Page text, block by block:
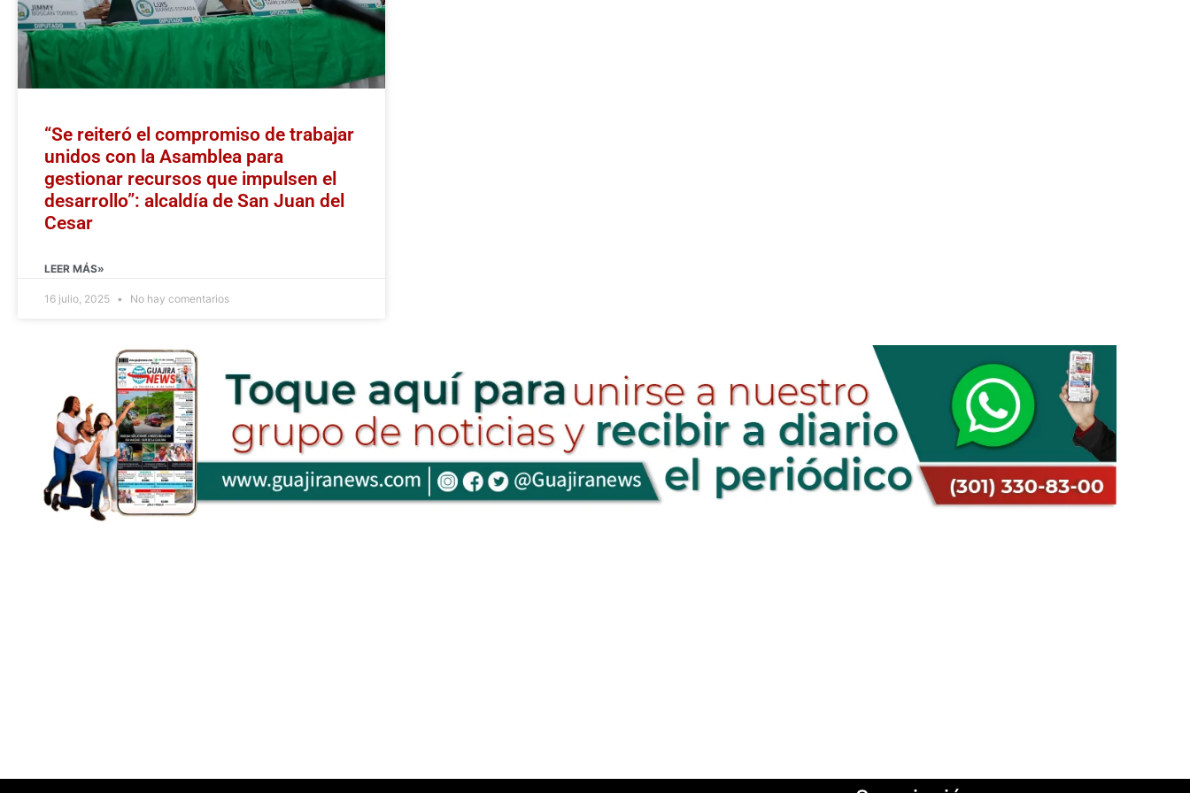
“Se reiteró el compromiso de trabajar
unidos con la Asamblea para
gestionar recursos que impulsen el
desarrollo”: alcaldía de San Juan del
Cesar
LEER MÁS»
16 julio, 2025 No hay comentarios